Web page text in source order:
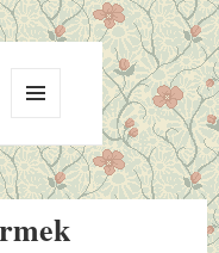
VE
BILEŞENLER